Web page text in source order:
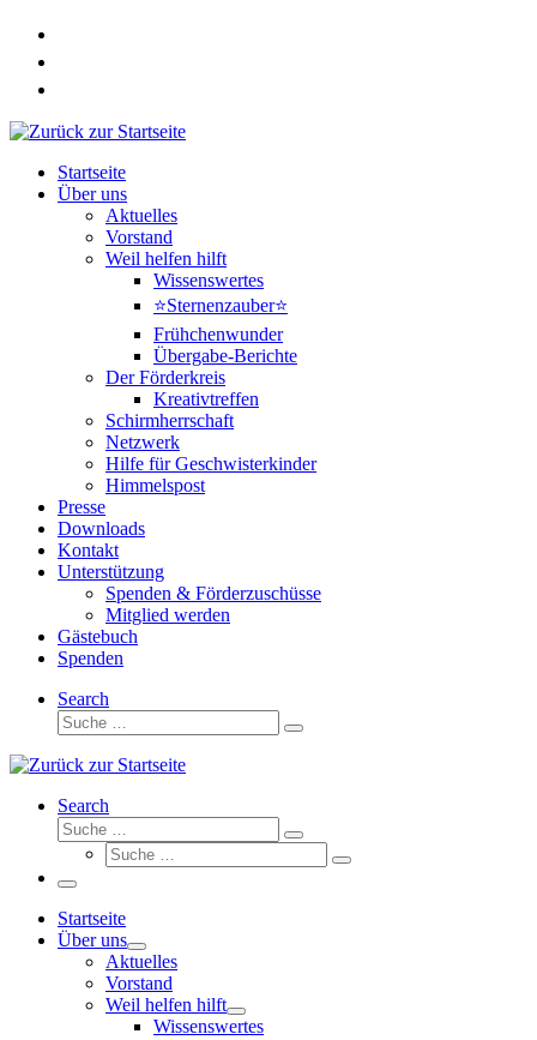
Zum
springen
Startseite
Über uns
Aktuelles
Vorstand
Weil helfen hilft
Wissenswertes
⭐Sternenzauber⭐
Frühchenwunder
Übergabe-Berichte
Der Förderkreis
Kreativtreffen
Schirmherrschaft
Netzwerk
Hilfe für Geschwisterkinder
Himmelspost
Presse
Downloads
Kontakt
Unterstützung
Spenden & Förderzuschüsse
Mitglied werden
Gästebuch
Spenden
Search
Suche
Suche
Search
Suche
Suche
Suche
Suche
Menü
Startseite
Über uns
Aktuelles
Vorstand
Weil helfen hilft
Wissenswertes